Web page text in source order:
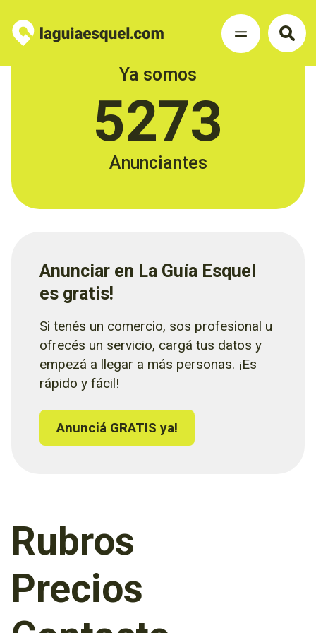
Ya somos
5273
Anunciantes
Anunciar en La Guía Esquel
es gratis!
Si tenés un comercio, sos profesional u
ofrecés un servicio, cargá tus datos y
empezá a llegar a más personas. ¡Es
rápido y fácil!
Anunciá GRATIS ya!
Rubros
Precios